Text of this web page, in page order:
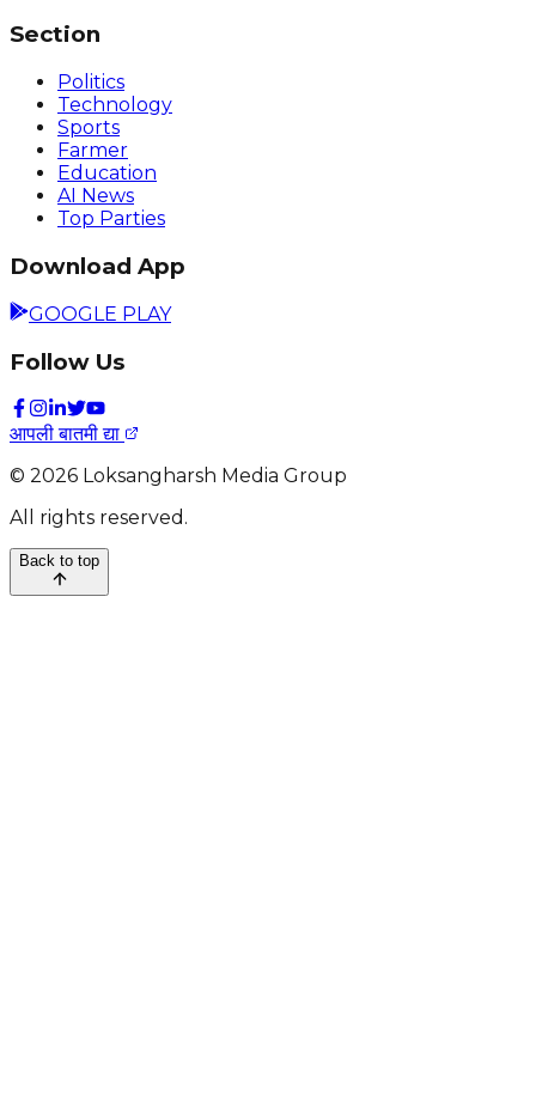
Section
Politics
Technology
Sports
Farmer
Education
AI News
Top Parties
Download App
GOOGLE PLAY
Follow Us
आपली बातमी द्या
© 2026 Loksangharsh Media Group
All rights reserved.
Back to top